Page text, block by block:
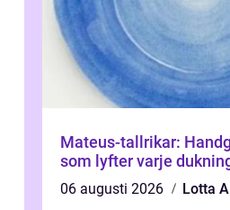
Mateus-tallrikar:
som lyfter varje
06 augusti 2026
Lotta